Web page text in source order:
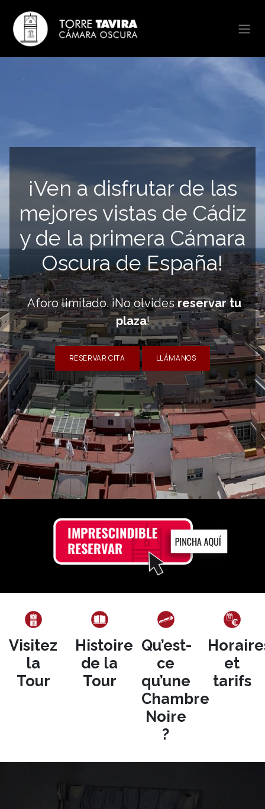
¡Ven a disfrutar de las
mejores vistas de Cádiz
y de la primera Cámara
Oscura de España!
Aforo limitado. ¡No olvidesreservar tu
plaza!
RESERVAR CITA LLÁMANOS
Visitez
la
Tour
Histoire
de la
Tour
Qu’est-
ce
qu’une
Chambre
Noire
?
et
tarifs